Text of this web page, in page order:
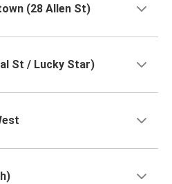
(28 Allen St)
St / Lucky Star)